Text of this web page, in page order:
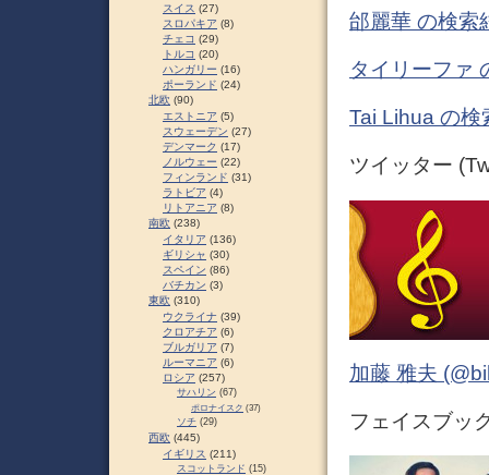
邰麗華 の検索
タイリーファ
Tai Lihua の検
ツイッター
加藤 雅夫
フェイスブッ
スイス (27)
スロパキア (8)
チェコ (29)
トルコ (20)
ハンガリー (16)
ポーランド (24)
北欧 (90)
エストニア (5)
スウェーデン (27)
デンマーク (17)
ノルウェー (22)
フィンランド (31)
ラトビア (4)
リトアニア (8)
南欧 (238)
イタリア (136)
ギリシャ (30)
スペイン (86)
バチカン (3)
東欧 (310)
ウクライナ (39)
クロアチア (6)
ブルガリア (7)
ルーマニア (6)
ロシア (257)
サハリン (67)
ポロナイスク (37)
ソチ (29)
西欧 (445)
イギリス (211)
スコットランド (15)